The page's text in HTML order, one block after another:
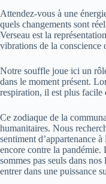
Attendez-vous à une
quels changements sont
Verseau est la
vibrations de la conscience
Notre souffle joue ici un
dans le moment présent.
respiration, il est plus facile
Ce zodiaque de la
humanitaires. Nous
sentiment d’appartenance
encore contre la pandémie.
sommes pas seuls dans
entrer dans une puissance